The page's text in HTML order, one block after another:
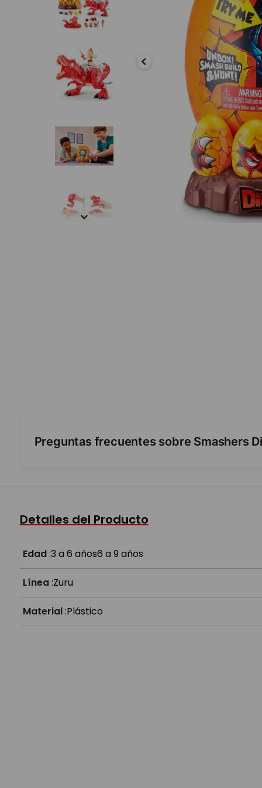
Preguntas frecuentes sobre Smashers
¿A partir de qué edad es?
Detalles del Producto
Edad:3 a 6 años6 a 9 años
Línea:Zuru
Material:Plástico